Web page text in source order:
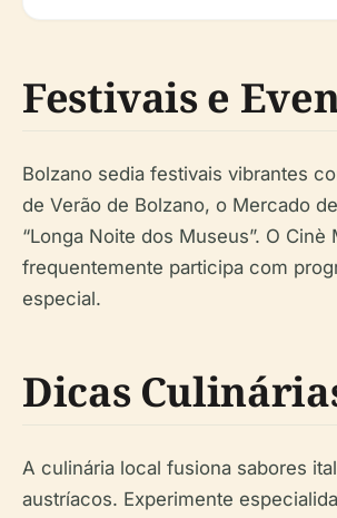
Festivais e
Bolzano sedia festivais vibrantes
de Verão de Bolzano, o Mercado
“Longa Noite dos Museus”. O Cinè
frequentemente participa com
especial.
Dicas
A culinária local fusiona sabores
austríacos. Experimente